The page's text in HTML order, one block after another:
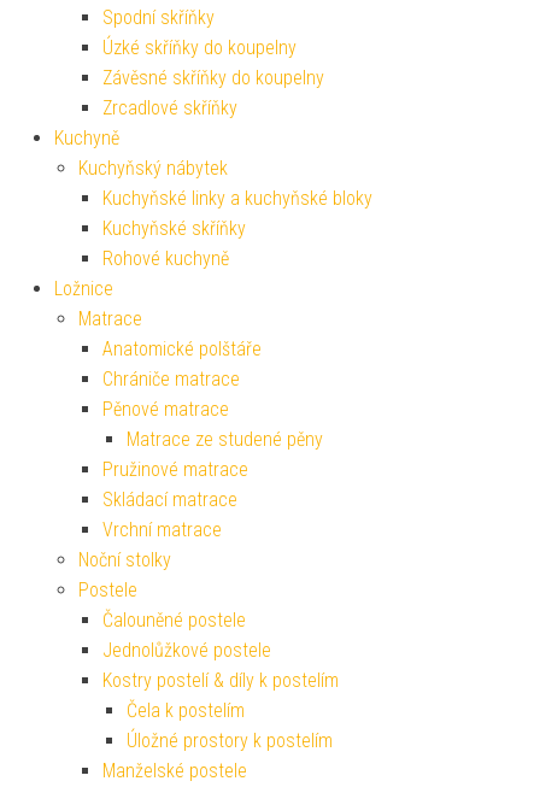
Spodní skříňky
Úzké skříňky do koupelny
Závěsné skříňky do koupelny
Zrcadlové skříňky
Kuchyně
Kuchyňský nábytek
Kuchyňské linky a kuchyňské bloky
Kuchyňské skříňky
Rohové kuchyně
Ložnice
Matrace
Anatomické polštáře
Chrániče matrace
Pěnové matrace
Matrace ze studené pěny
Pružinové matrace
Skládací matrace
Vrchní matrace
Noční stolky
Postele
Čalouněné postele
Jednolůžkové postele
Kostry postelí & díly k postelím
Čela k postelím
Úložné prostory k postelím
Manželské postele